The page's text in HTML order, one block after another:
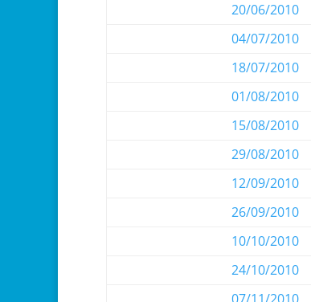
20/06/2010
04/07/2010
18/07/2010
01/08/2010
15/08/2010
29/08/2010
12/09/2010
26/09/2010
10/10/2010
24/10/2010